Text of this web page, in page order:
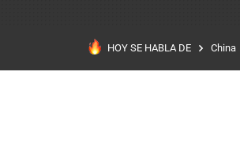
HOY SE HABLA DE China